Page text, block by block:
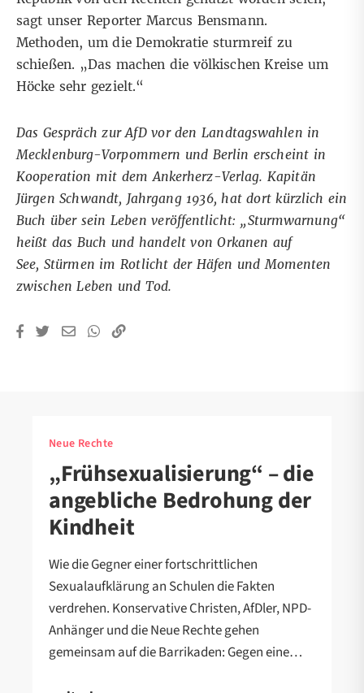
sagt unser Reporter Marcus Bensmann.
Methoden, um die Demokratie sturmreif zu
schießen. „Das machen die völkischen Kreise um
Höcke sehr gezielt.“
Das Gespräch zur AfD vor den Landtagswahlen in
Mecklenburg-Vorpommern und Berlin erscheint in
Kooperation mit dem Ankerherz-Verlag. Kapitän
Jürgen Schwandt, Jahrgang 1936, hat dort kürzlich ein
Buch über sein Leben veröffentlicht: „Sturmwarnung“
heißt das Buch und handelt von Orkanen auf
See, Stürmen im Rotlicht der Häfen und Momenten
zwischen Leben und Tod.
Neue Rechte
„Frühsexualisierung“ – die
angebliche Bedrohung der
Kindheit
Wie die Gegner einer fortschrittlichen
Sexualaufklärung an Schulen die Fakten
verdrehen. Konservative Christen, AfDler, NPD-
Anhänger und die Neue Rechte gehen
gemeinsam auf die Barrikaden: Gegen eine…